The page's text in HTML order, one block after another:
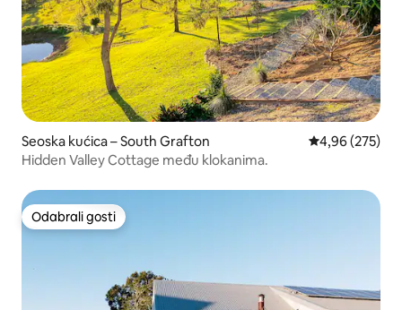
Seoska kućica – South Grafton Prosječna
4,96 (275)
Hidden Valley Cottage među klokanima.
Odabrali gosti
Odabrali gosti